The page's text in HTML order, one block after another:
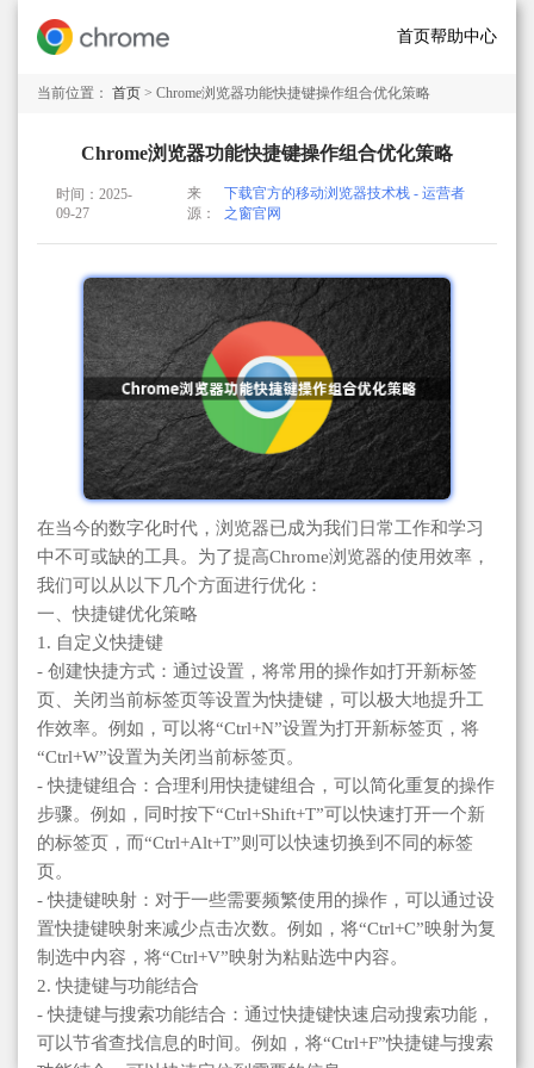
首页帮助中心
当前位置： 首页 > Chrome浏览器功能快捷键操作组合优化策略
Chrome浏览器功能快捷键操作组合优化策略
时间：2025-
09-27
来
源：
下载官方的移动浏览器技术栈 - 运营者
之窗官网
在当今的数字化时代，浏览器已成为我们日常工作和学习
中不可或缺的工具。为了提高Chrome浏览器的使用效率，
我们可以从以下几个方面进行优化：
一、快捷键优化策略
1. 自定义快捷键
- 创建快捷方式：通过设置，将常用的操作如打开新标签
页、关闭当前标签页等设置为快捷键，可以极大地提升工
作效率。例如，可以将“Ctrl+N”设置为打开新标签页，将
“Ctrl+W”设置为关闭当前标签页。
- 快捷键组合：合理利用快捷键组合，可以简化重复的操作
步骤。例如，同时按下“Ctrl+Shift+T”可以快速打开一个新
的标签页，而“Ctrl+Alt+T”则可以快速切换到不同的标签
页。
- 快捷键映射：对于一些需要频繁使用的操作，可以通过设
置快捷键映射来减少点击次数。例如，将“Ctrl+C”映射为复
制选中内容，将“Ctrl+V”映射为粘贴选中内容。
2. 快捷键与功能结合
- 快捷键与搜索功能结合：通过快捷键快速启动搜索功能，
可以节省查找信息的时间。例如，将“Ctrl+F”快捷键与搜索